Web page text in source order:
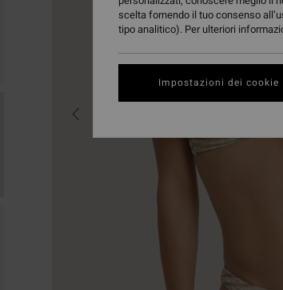
scelta fornendo il tuo consenso
tipo analitico). Per ulteriori
Impostazioni dei cookie